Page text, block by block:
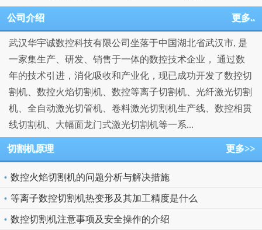
公司介绍 更多..
武汉华宇诚数控科技有限公司坐落于中国湖北省武汉市, 是
一家集生产、研发、销售于一体的数控技术企业， 通过数
年的技术引进，消化吸收和产业化，现已成功开发了数控切
割机、数控火焰切割机、数控等离子切割机、光纤激光切割
机、全自动激光切管机、卷料激光切割机生产线、数控相贯
线切割机、大幅面龙门式激光切割机等一系...
切割机原理 更多>>
数控火焰切割机的问题分析与解决措施
等离子数控切割机热变形及其加工精度是什么
数控切割机注意事项及安全操作的介绍